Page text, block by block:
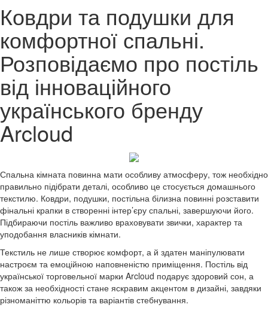
Ковдри та подушки для
комфортної спальні.
Розповідаємо про постіль
від інноваційного
українського бренду
Arcloud
Спальна кімната повинна мати особливу атмосферу, тож необхідно
правильно підібрати деталі, особливо це стосується домашнього
текстилю. Ковдри, подушки, постільна білизна повинні розставити
фінальні крапки в створенні інтер’єру спальні, завершуючи його.
Підбираючи постіль важливо враховувати звички, характер та
уподобання власників кімнати.
Текстиль не лише створює комфорт, а й здатен маніпулювати
настроєм та емоційною наповненістю приміщення. Постіль від
української торговельної марки Arcloud подарує здоровий сон, а
також за необхідності стане яскравим акцентом в дизайні, завдяки
різноманіттю кольорів та варіантів стебнування.